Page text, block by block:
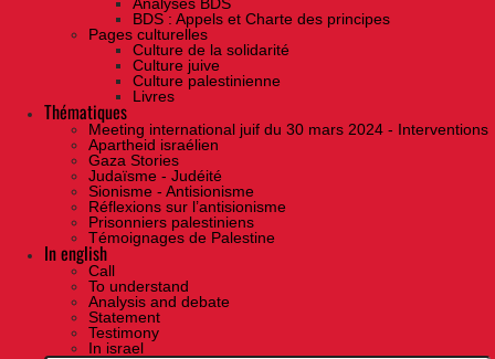
BDS : Appels et Charte des principes
Pages culturelles
Culture de la solidarité
Culture juive
Culture palestinienne
Livres
Thématiques
Meeting international juif du 30 mars 2024 - Interventions
Apartheid israélien
Gaza Stories
Judaïsme - Judéité
Sionisme - Antisionisme
Réflexions sur l’antisionisme
Prisonniers palestiniens
Témoignages de Palestine
In english
Call
To understand
Analysis and debate
Statement
Testimony
In israel